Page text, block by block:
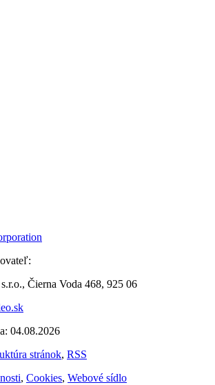
Čierna Voda 468, 925 06
04.08.2026
stránok, RSS
, Cookies, Webové sídlo